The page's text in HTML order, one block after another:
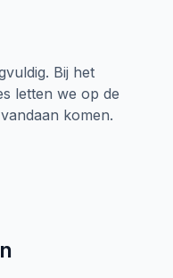
Bij het
letten we op de
komen.